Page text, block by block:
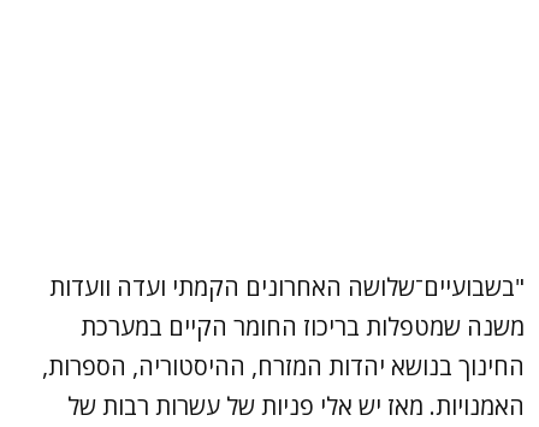
"בשבועיים־שלושה האחרונים הקמתי ועדה וועדות
משנה שמטפלות בריכוז החומר הקיים במערכת
החינוך בנושא יהדות המזרח, ההיסטוריה, הספרות,
האמנויות. מאז יש אלי פניות של עשרות רבות של